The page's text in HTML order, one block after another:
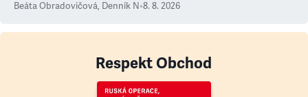
Beáta Obradovičová, Denník N•8. 8. 2026
Respekt Obchod